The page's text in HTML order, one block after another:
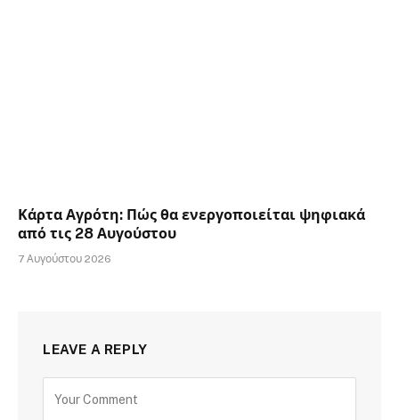
Κάρτα Αγρότη: Πώς θα ενεργοποιείται ψηφιακά
από τις 28 Αυγούστου
7 Αυγούστου 2026
LEAVE A REPLY